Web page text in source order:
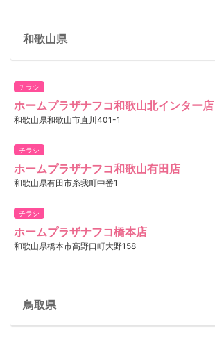
和歌山県
チラシ
ホームプラザナフコ和歌山北インター店
和歌山県和歌山市直川401-1
チラシ
ホームプラザナフコ和歌山有田店
和歌山県有田市糸我町中番1
チラシ
ホームプラザナフコ橋本店
和歌山県橋本市高野口町大野158
鳥取県